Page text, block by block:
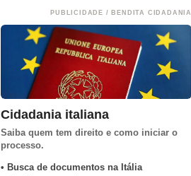
PUBLICIDADE / BENDITA CIDADANIA
Cidadania italiana
Saiba quem tem direito e como iniciar o
processo.
• Busca de documentos na Itália